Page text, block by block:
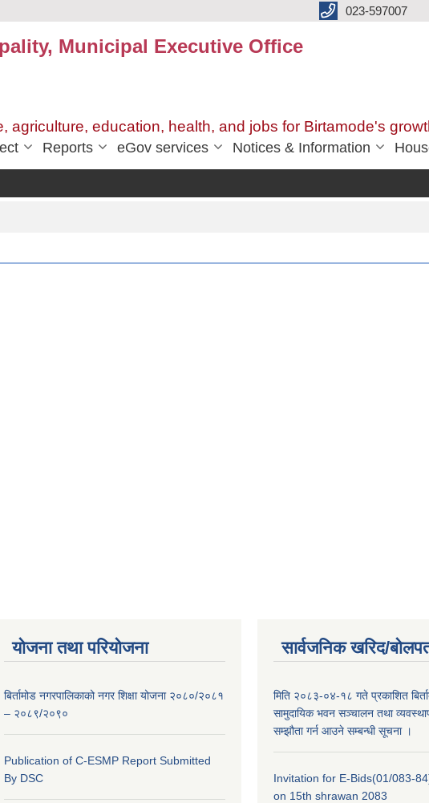
023-597007
Municipal Executive Office
agriculture, education, health, and jobs for Birtamode's
Reports eGov services Notices & Information
योजना तथा परियोजना
बिर्तामोड नगरपालिकाको नगर शिक्षा योजना २०८०/२०८१
– २०८९/२०९०
Publication of C-ESMP Report Submitted
By DSC
सार्वजनिक खरिद/
मिति २०८३-०४-१८ गते प्रकाशित
सामुदायिक भवन सञ्चालन तथा
सम्झौता गर्न आउने सम्बन्धी सूचना ।
Invitation for E-Bids(01/083-
on 15th shrawan 2083